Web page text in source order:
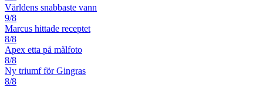
Världens snabbaste vann
9/8
Marcus hittade receptet
8/8
Apex etta på målfoto
8/8
Ny triumf för Gingras
8/8